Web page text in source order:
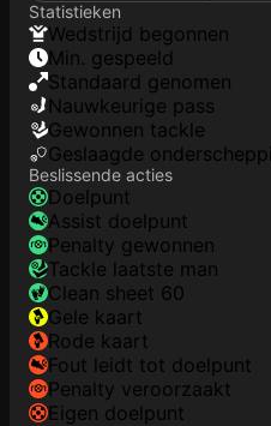
Statistieken
wedstrijd begonnen
min. gespeeld
Standaard genomen
nauwkeurige pass
gewonnen tackle
geslaagde
Beslissende acties
doelpunt
assist doelpunt
penalty gewonnen
tackle laatste man
clean sheet 60
gele kaart
rode kaart
fout leidt tot doelpunt
penalty veroorzaakt
eigen doelpunt